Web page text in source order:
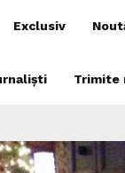
Exclusiv
Trimite